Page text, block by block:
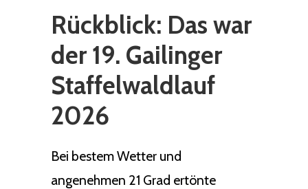
Rückblick: Das war
der 19. Gailinger
Staffelwaldlauf
2026
Bei bestem Wetter und
angenehmen 21 Grad ertönte